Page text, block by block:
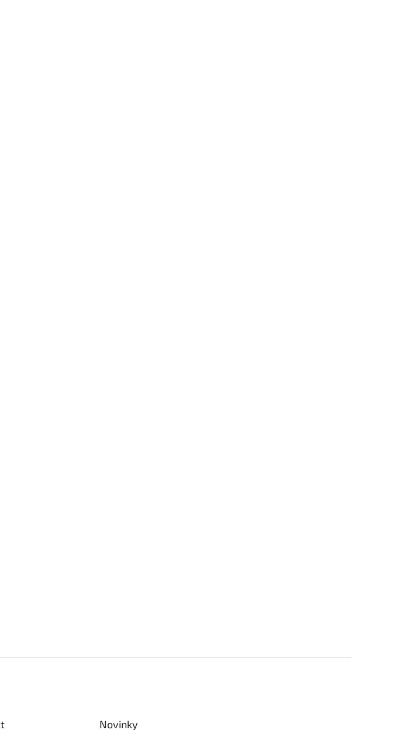
Novinky